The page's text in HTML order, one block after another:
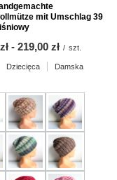
mit Umschlag 39
- bis
219,00 zł / szt.
Dziecięca
Damska